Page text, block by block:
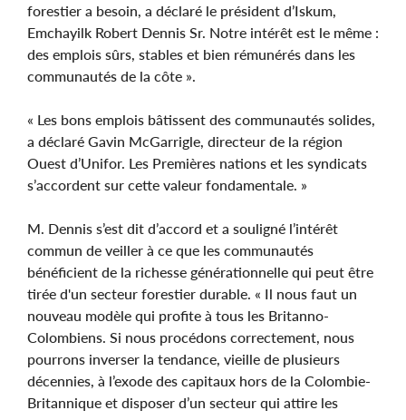
forestier a besoin, a déclaré le président d’Iskum,
Emchayilk Robert Dennis Sr. Notre intérêt est le même :
des emplois sûrs, stables et bien rémunérés dans les
communautés de la côte ».
« Les bons emplois bâtissent des communautés solides,
a déclaré Gavin McGarrigle, directeur de la région
Ouest d’Unifor. Les Premières nations et les syndicats
s’accordent sur cette valeur fondamentale. »
M. Dennis s’est dit d’accord et a souligné l’intérêt
commun de veiller à ce que les communautés
bénéficient de la richesse générationnelle qui peut être
tirée d'un secteur forestier durable. « Il nous faut un
nouveau modèle qui profite à tous les Britanno-
Colombiens. Si nous procédons correctement, nous
pourrons inverser la tendance, vieille de plusieurs
décennies, à l’exode des capitaux hors de la Colombie-
Britannique et disposer d’un secteur qui attire les